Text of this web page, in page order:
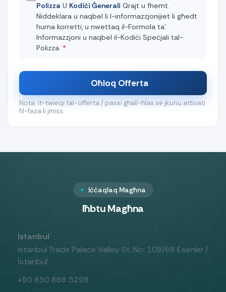
Polizza U Kodiċi Ġenerali Qrajt u fhemt.
Niddeklara u naqbel li l-informazzjonijiet li għedt
huma korretti, u nwettaq il-Formola ta’
Informazzjoni u naqbel il-Kodiċi Speċjali tal-
Polizza. *
Oħloq Offerta
Nota: it-twieqi tal-offerta / passi għall-ħlas se jkunu attivati
fil-faza li jmiss.
Iċċaqlaq Magħna
Iħbtu Magħna
Istanbul
Istanbul Trade Palace Valley St. No: 108/69 Esenler /
İstanbul
+90 850 888 5298